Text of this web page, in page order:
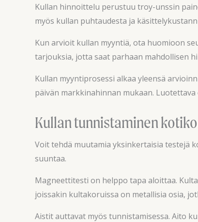
Kullan hinnoittelu perustuu troy-unssin
myös kullan puhtaudesta ja
Kun arvioit kullan myyntiä, ota huomioon
tarjouksia, jotta saat parhaan mahdollisen
Kullan myyntiprosessi alkaa yleensä
päivän markkinahinnan mukaan.
Kullan tunnistaminen
Voit tehdä muutamia yksinkertaisia testejä
suuntaa.
Magneettitesti on helppo tapa aloittaa.
joissakin kultakoruissa on metallisia osia,
Aistit auttavat myös tunnistamisessa. Aito